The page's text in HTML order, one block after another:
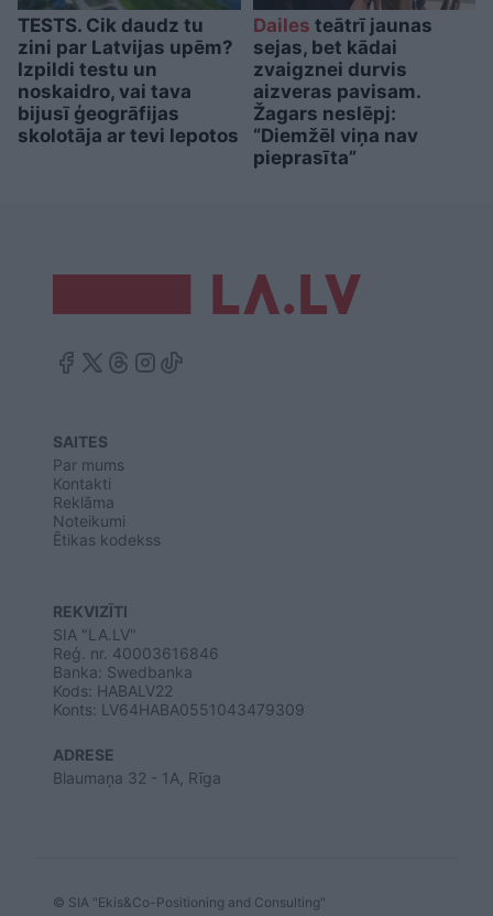
TESTS. Cik daudz tu
zini par Latvijas upēm?
Izpildi testu un
noskaidro, vai tava
bijusī ģeogrāfijas
skolotāja ar tevi lepotos
Dailes teātrī jaunas
sejas, bet kādai
zvaigznei durvis
aizveras pavisam.
Žagars neslēpj:
“Diemžēl viņa nav
pieprasīta”
SAITES
Par mums
Kontakti
Reklāma
Noteikumi
Ētikas kodekss
REKVIZĪTI
SIA "LA.LV"
Reģ. nr. 40003616846
Banka: Swedbanka
Kods: HABALV22
Konts: LV64HABA0551043479309
ADRESE
Blaumaņa 32 - 1A, Rīga
© SIA "Ekis&Co-Positioning and Consulting"